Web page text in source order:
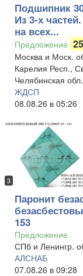
Подшипник
Из 3-х
на всех...
Предложение
Москва и Моск.
Карелия Респ.,
Челябинская обл.
ЖДСП
08.08.26 в 05:26
3
Паронит
153
Предложение
СПб и Ленингр.
АЛСНАБ
07.08.26 в 09:28